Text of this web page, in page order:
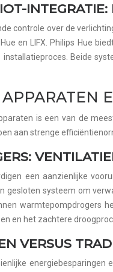
INTEGRATIE:
controle over de
en LIFX. Philips Hue
installatieproces. Beide
is een van de
aan strenge
een aanzienlijke
gesloten systeem om
warmtepompdrogers
en het zachtere
VERSUS